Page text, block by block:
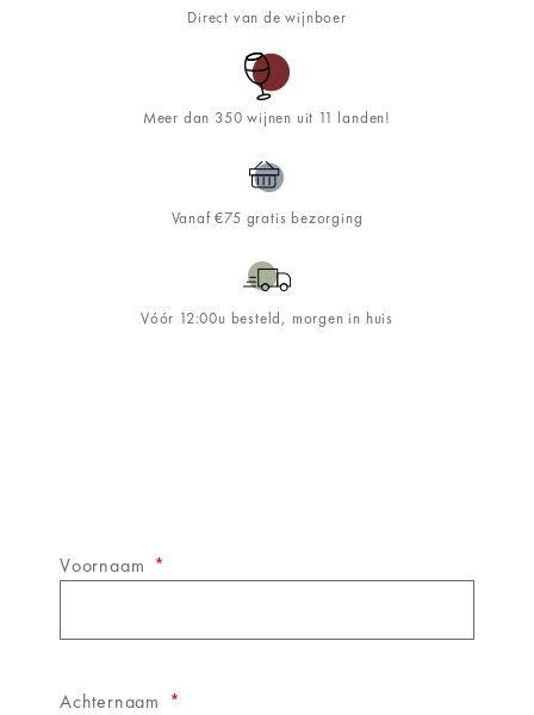
Direct van de wijnboer
Meer dan 350 wijnen uit 11 landen!
Vanaf €75 gratis bezorging
Vóór 12:00u besteld, morgen in huis
Voornaam
Achternaam